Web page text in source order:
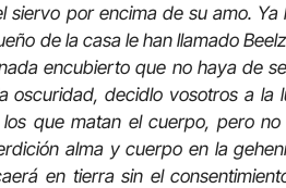
por encima de su amo.
de la casa le han llamado
encubierto que no haya de
decidlo vosotros a la
que matan el cuerpo, pero
alma y cuerpo en la
en tierra sin el